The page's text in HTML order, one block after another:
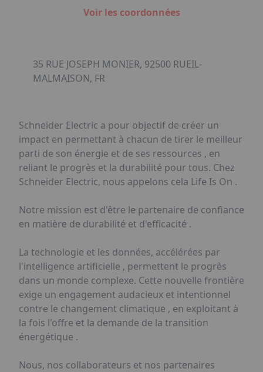
Voir les coordonnées
35 RUE JOSEPH MONIER, 92500 RUEIL-
MALMAISON, FR
Schneider Electric a pour objectif de créer un
impact en permettant à chacun de tirer le meilleur
parti de son énergie et de ses ressources , en
reliant le progrès et la durabilité pour tous. Chez
Schneider Electric, nous appelons cela Life Is On .
Notre mission est d'être le partenaire de confiance
en matière de durabilité et d'efficacité .
La technologie et les données, accélérées par
l'intelligence artificielle , permettent le progrès
dans un monde complexe. Cette nouvelle frontière
exige un engagement audacieux et intentionnel
contre le changement climatique , en exploitant à
la fois l'offre et la demande de la transition
énergétique .
Nous, nos collaborateurs et nos partenaires